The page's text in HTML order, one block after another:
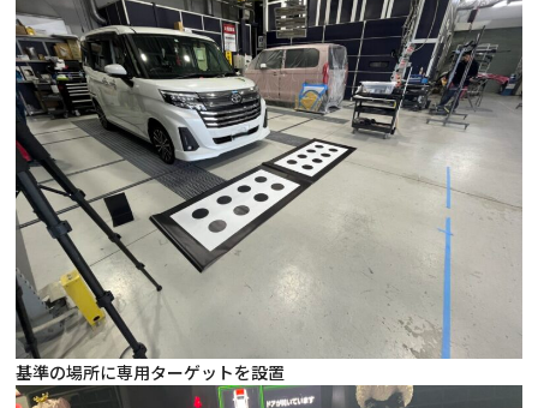
基準の場所に専用ターゲットを設置